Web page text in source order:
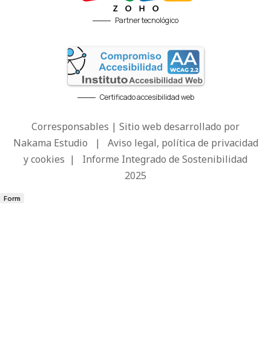
Partner tecnológico
Certificado accesibilidad web
Corresponsables | Sitio web desarrollado por
Nakama Estudio | Aviso legal, política de privacidad
y cookies | Informe Integrado de Sostenibilidad
2025
Form